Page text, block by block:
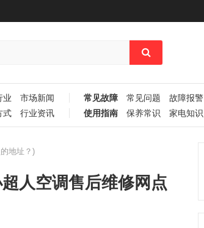
业 市场新闻 常见故障 常见问题 故障报警
式 行业资讯 使用指南 保养常识 家电知识
地址？)
人空调售后维修网点